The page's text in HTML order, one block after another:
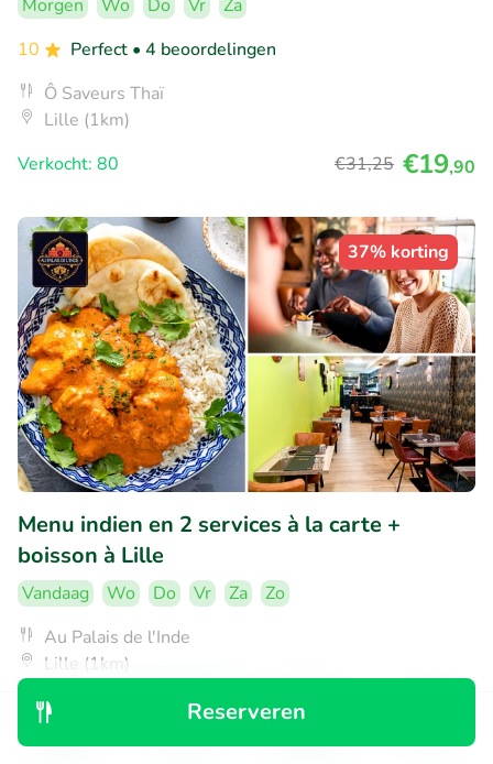
Reserveren
Morgen Wo Do Vr
Za
10
Perfect • 4 beoordelingen
Ô Saveurs Thaï
Lille (1km)
Verkocht: 80
€31,25 €19,90
37% korting
Menu indien en 2 services à la carte +
boisson à Lille
Vandaag Wo Do Vr Za
Zo
Au Palais de l'Inde
Lille (1km)
Verkocht: 12